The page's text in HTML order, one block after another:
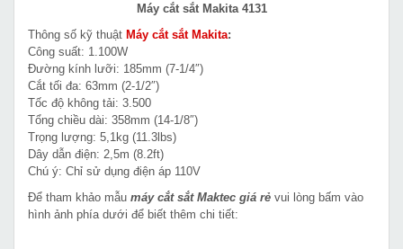
Máy cắt sắt Makita 4131
Thông số kỹ thuật Máy cắt sắt Makita:
Công suất: 1.100W
Đường kính lưỡi: 185mm (7-1/4″)
Cắt tối đa: 63mm (2-1/2″)
Tốc độ không tải: 3.500
Tổng chiều dài: 358mm (14-1/8″)
Trọng lượng: 5,1kg (11.3lbs)
Dây dẫn điện: 2,5m (8.2ft)
Chú ý: Chỉ sử dụng điện áp 110V
Để tham khảo mẫu máy cắt sắt Maktec giá rẻ vui lòng bấm vào
hình ảnh phía dưới để biết thêm chi tiết: